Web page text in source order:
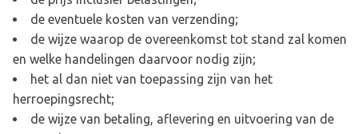
de eventuele kosten van verzending;
de wijze waarop de overeenkomst tot stand zal komen
en welke handelingen daarvoor nodig zijn;
het al dan niet van toepassing zijn van het
herroepingsrecht;
de wijze van betaling, aflevering en uitvoering van de